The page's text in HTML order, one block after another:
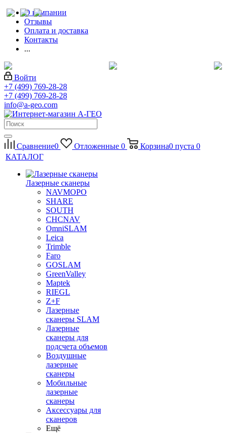
О компании
Отзывы
Оплата и доставка
Контакты
...
Войти
+7 (499) 769-28-28
+7 (499) 769-28-28
info@a-geo.com
Сравнение0 Отложенные 0 Корзина0 пуста 0
КАТАЛОГ
Лазерные сканеры
NAVMOPO
SHARE
SOUTH
CHCNAV
OmniSLAM
Leica
Trimble
Faro
GOSLAM
GreenValley
Maptek
RIEGL
Z+F
Лазерные
сканеры SLAM
Лазерные
сканеры для
подсчета объемов
Воздушные
лазерные
сканеры
Мобильные
лазерные
сканеры
Аксессуары для
сканеров
Ещё